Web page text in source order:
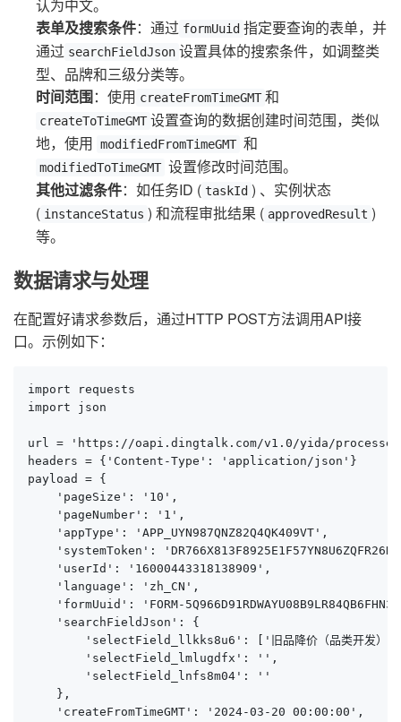
认为中文。
表单及搜索条件：通过 formUuid 指定要查询的表单，并
通过 searchFieldJson 设置具体的搜索条件，如调整类
型、品牌和三级分类等。
时间范围：使用 createFromTimeGMT 和
createToTimeGMT 设置查询的数据创建时间范围，类似
地，使用 modifiedFromTimeGMT 和
modifiedToTimeGMT 设置修改时间范围。
其他过滤条件：如任务ID ( taskId ) 、实例状态
( instanceStatus ) 和流程审批结果 ( approvedResult )
等。
数据请求与处理
在配置好请求参数后，通过HTTP POST方法调用API接
口。示例如下：
import requests
import json
url = 'https://oapi.dingtalk.com/v1.0/yida/
headers = {'Content-Type': 'application/json'}
payload = {
    'pageSize': '10',
    'pageNumber': '1',
    'appType': 'APP_UYN987QNZ82Q4QK409VT',
'systemToken':
    'userId': '16000443318138909',
    'language': 'zh_CN',
'formUuid': 'FORM-
    'searchFieldJson': {
'selectField_llkks8u6': ['旧品降价（品类开发）',
        'selectField_lmlugdfx': '',
        'selectField_lnfs8m04': ''
    },
    'createFromTimeGMT': '2024-03-20 00:00:00',